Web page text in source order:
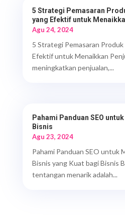
5 Strategi Pemasaran
yang Efektif untuk
Agu 24, 2024
5 Strategi Pemasaran
Efektif untuk Menaikkan
meningkatkan penjualan,...
Pahami Panduan SEO
Bisnis
Agu 23, 2024
Pahami Panduan SEO untuk
Bisnis yang Kuat bagi Bisnis
tentangan menarik adalah...